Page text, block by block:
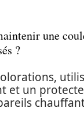
une
?
et un